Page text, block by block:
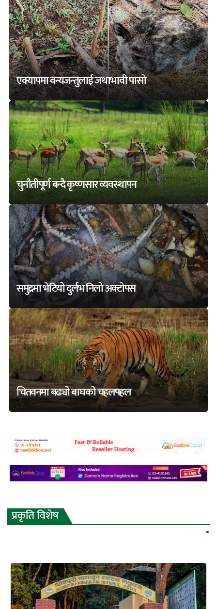
एक्यापमा वन्यजन्तुलाई जथाभावी पासो
चुनौतीपूर्ण बन्दै कृष्णसार व्यवस्थापन
समुद्रमा भेटियो दुर्लभ निलो अक्टोपस
चितवनमा बढ्यो बाघको चहलपहल